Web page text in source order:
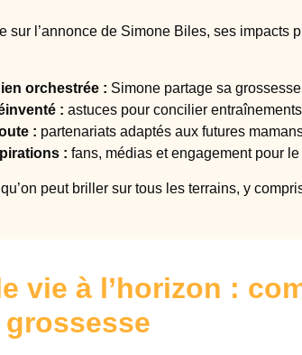
sur l’annonce de Simone Biles, ses impacts
orchestrée : Simone partage sa
: astuces pour concilier
: partenariats adaptés aux futures
: fans, médias et engagement pour
peut briller sur tous les terrains, y
vie à l’horizon :